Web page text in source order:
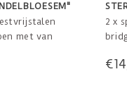
met van
2 x
van